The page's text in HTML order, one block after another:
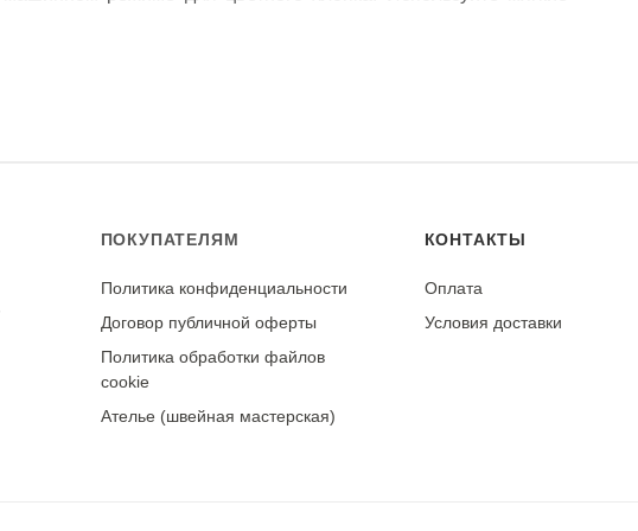
ПОКУПАТЕЛЯМ
Политика конфиденциальности
Договор публичной оферты
Политика обработки файлов
cookie
Ателье (швейная мастерская)
КОНТАКТЫ
Оплата
Условия доставки